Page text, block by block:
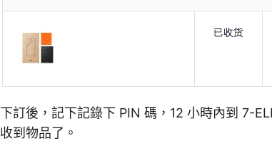
下訂後，記下記錄下 PIN 碼，12 小時內到 7-
收到物品了。